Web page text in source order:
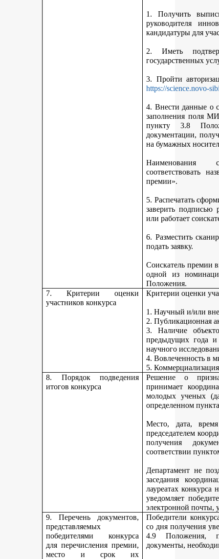
1. Получить
руководителя
кандидатуры для
2. Иметь
государственных
3. Пройти
https://science.novo-
4. Внести данные о
заполнения поля
пункту 3.8
документации,
на бумажных
Наименования
соответствовать
премии».
5. Распечатать
заверить подписью
или работает
6. Разместить
подать заявку.
Соискатель премии
одной из
Положения.
7. Критерии оценки
участников конкурса
Критерии оценки
1. Научный и/или
2. Публикационная
3. Наличие
предыдущих года
научного
4. Вовлеченность в
5.
8. Порядок подведения
итогов конкурса
Решение о
принимает
молодых ученых
определенном
Место, дата, время
председателем
получения
соответствии
Департамент не
заседания
лауреатах
уведомляет
электронной почты,
9. Перечень документов,
представляемых
победителями конкурса
для перечисления премии,
место и срок их
Победители
со дня получения
4.9 Положения,
документы,